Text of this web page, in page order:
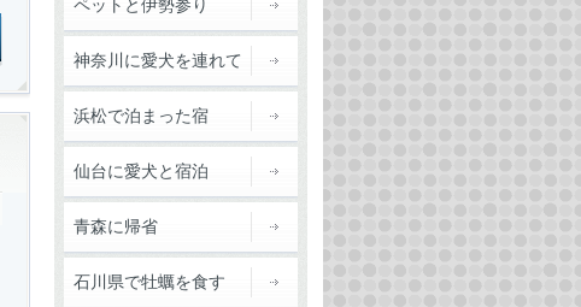
続きを読む
ペットと伊勢参り
神奈川に愛犬を連れて
浜松で泊まった宿
仙台に愛犬と宿泊
青森に帰省
石川県で牡蠣を食す